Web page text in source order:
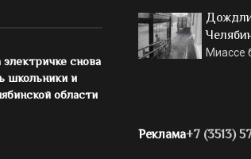
снова
школьники и
области
Миассе
Реклама+7 (3513)